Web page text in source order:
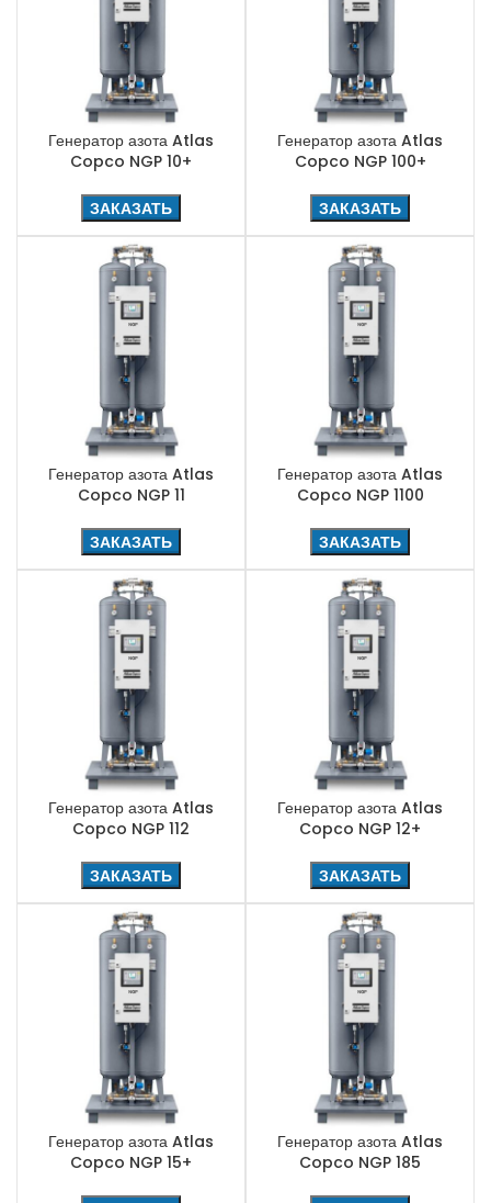
Генератор азота Atlas
Copco NGP 10+
ЗАКАЗАТЬ
Генератор азота Atlas
Copco NGP 100+
ЗАКАЗАТЬ
Генератор азота Atlas
Copco NGP 11
ЗАКАЗАТЬ
Генератор азота Atlas
Copco NGP 1100
ЗАКАЗАТЬ
Генератор азота Atlas
Copco NGP 112
ЗАКАЗАТЬ
Генератор азота Atlas
Copco NGP 12+
ЗАКАЗАТЬ
Генератор азота Atlas
Copco NGP 15+
Генератор азота Atlas
Copco NGP 185